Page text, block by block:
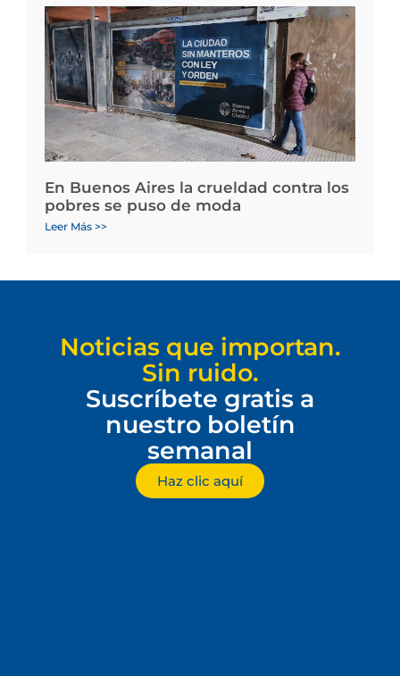
En Buenos Aires la crueldad contra los
pobres se puso de moda
Leer Más >>
Noticias que importan.
Sin ruido.
Suscríbete gratis a
nuestro boletín
semanal
Haz clic aquí